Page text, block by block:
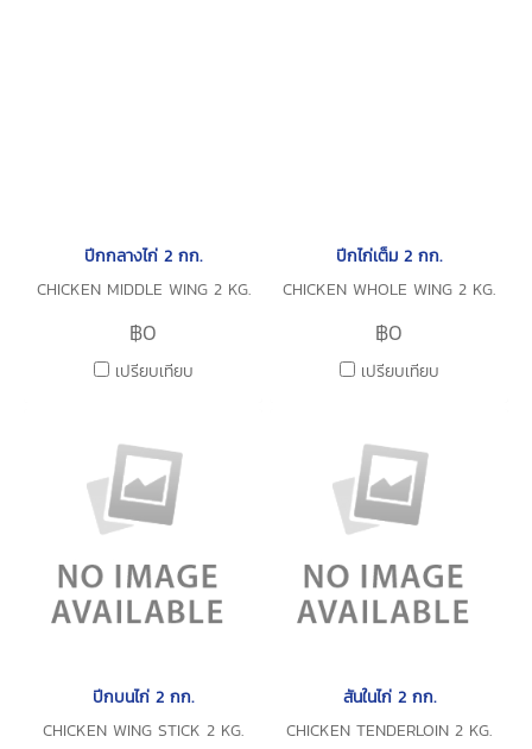
ปีกกลางไก่ 2 กก.
CHICKEN MIDDLE WING 2 KG.
฿0
เปรียบเทียบ
ปีกไก่เต็ม 2 กก.
CHICKEN WHOLE WING 2 KG.
฿0
เปรียบเทียบ
ปีกบนไก่ 2 กก.
CHICKEN WING STICK 2 KG.
สันในไก่ 2 กก.
CHICKEN TENDERLOIN 2 KG.